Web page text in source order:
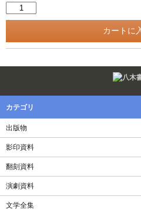
カテゴリ
出版物
影印資料
翻刻資料
演劇資料
文学全集